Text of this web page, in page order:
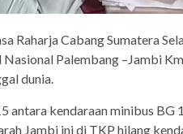
Raharja Cabang Sumatera
Palembang –Jambi
dunia.
antara kendaraan minibus
Jambi ini di TKP hilang